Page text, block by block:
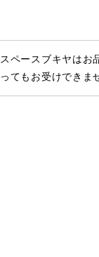
スペースブキヤは
ってもお受けできま